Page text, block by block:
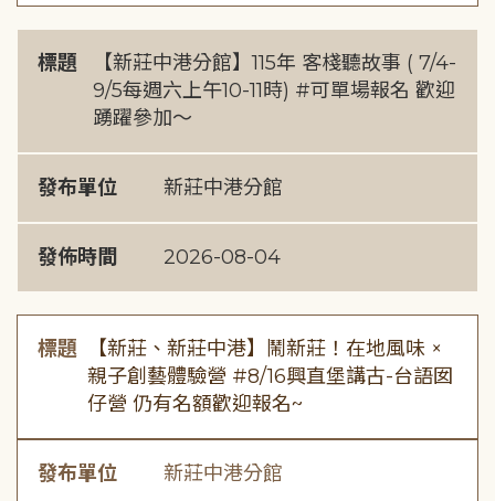
標題
【新莊中港分館】115年 客棧聽故事 ( 7/4-
9/5每週六上午10-11時) #可單場報名 歡迎
踴躍參加～
發布單位 新莊中港分館
發佈時間 2026-08-04
標題
【新莊、新莊中港】鬧新莊！在地風味 ×
親子創藝體驗營 #8/16興直堡講古-台語囡
仔營 仍有名額歡迎報名~
發布單位 新莊中港分館